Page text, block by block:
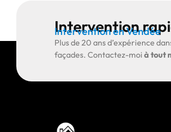
Intervention
Intervention en Vendée
Plus de 20 ans d’expérience
façades. Contactez-moi à tout